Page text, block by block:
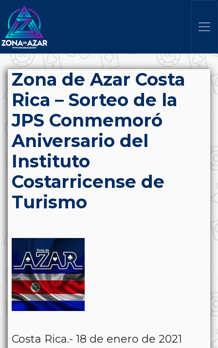
Zona de Azar Costa
Rica – Sorteo de la
JPS Conmemoró
Aniversario del
Instituto
Costarricense de
Turismo
Costa Rica.- 18 de enero de 2021